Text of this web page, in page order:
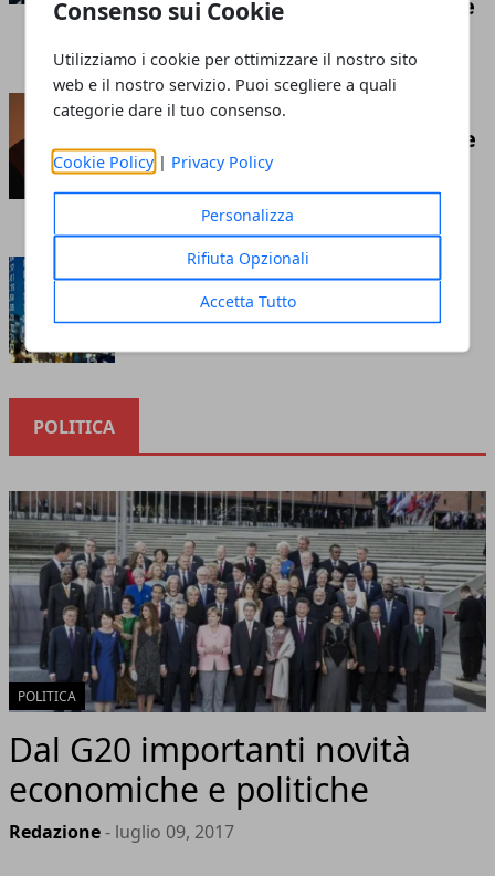
Consenso sui Cookie
Utilizziamo i cookie per ottimizzare il nostro sito
web e il nostro servizio. Puoi scegliere a quali
categorie dare il tuo consenso.
Cookie Policy | Privacy Policy
Personalizza
Rifiuta Opzionali
Accetta Tutto
competizione economica globale
Insufflaggio nell’edilizia: ecco
cos’è e tutto ciò che c’è da sapere
riguardo questa tecnica
Cosa sapere prima di investire
nella borsa online
POLITICA
POLITICA
Dal G20 importanti novità
economiche e politiche
Redazione- luglio 09, 2017